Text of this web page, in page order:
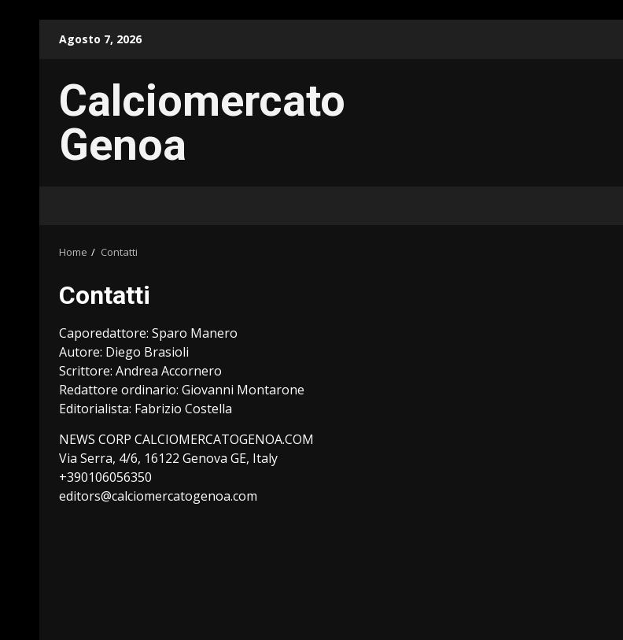
Agosto 7, 2026
Calciomercato
Genoa
Home Contatti
Contatti
Caporedattore: Sparo Manero
Autore: Diego Brasioli
Scrittore: Andrea Accornero
Redattore ordinario: Giovanni Montarone
Editorialista: Fabrizio Costella
NEWS CORP CALCIOMERCATOGENOA.COM
Via Serra, 4/6, 16122 Genova GE, Italy
+390106056350
editors@calciomercatogenoa.com